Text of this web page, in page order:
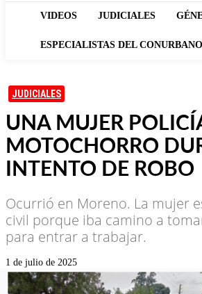
VIDEOS JUDICIALES
ESPECIALISTAS DEL CONURBANO
JUDICIALES
UNA MUJER
MOTOCHORRO
INTENTO DE ROBO
Ocurrió en Moreno. La mujer
civil porque iba camino a
para entrar a trabajar.
1 de julio de 2025